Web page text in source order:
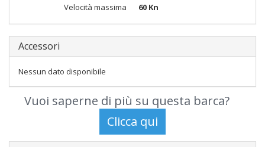
Velocità massima
60 Kn
Accessori
Nessun dato disponibile
Vuoi saperne di più su questa barca?